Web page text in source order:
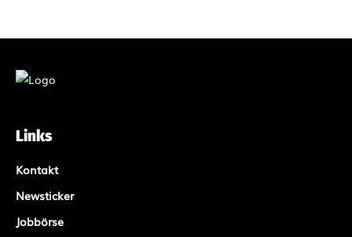
Links
Kontakt
Newsticker
Jobbörse